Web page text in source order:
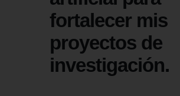
fortalecer mis
proyectos de
investigación.